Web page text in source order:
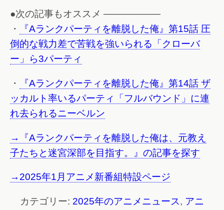
●次の記事もオススメ ——————
・
『Aランクパーティを離脱した俺』第15話 圧
倒的な戦力差で苦戦を強いられる「クローバ
ー」ら3パーティ
・
『Aランクパーティを離脱した俺』第14話 ザ
ッカルト率いるパーティ「フルバウンド」に連
れ去られるニーベルン
→『Aランクパーティを離脱した俺は、元教え
子たちと迷宮深部を目指す。』の記事を探す
→2025年1月アニメ新番組特設ページ
カテゴリー: 2025年のアニメニュース, アニ